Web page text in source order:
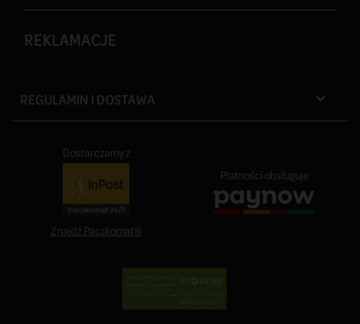
REKLAMACJE
REGULAMIN I DOSTAWA 
Dostarczamy z
Znajdź Paczkomat®
Płatności obsługuje